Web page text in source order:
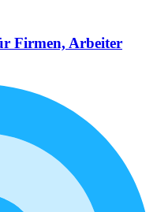
Firmen, Arbeiter